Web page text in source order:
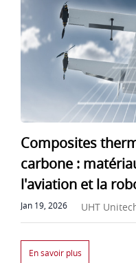
Composites
carbone :
l'aviation et la
Jan 19, 2026 UHT
En savoir plus